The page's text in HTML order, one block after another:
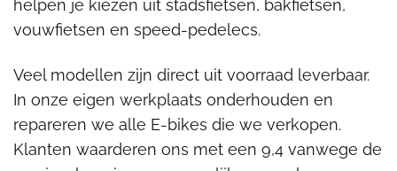
helpen je kiezen uit stadsfietsen, bakfietsen,
vouwfietsen en speed-pedelecs.
Veel modellen zijn direct uit voorraad leverbaar.
In onze eigen werkplaats onderhouden en
repareren we alle E-bikes die we verkopen.
Klanten waarderen ons met een 9,4 vanwege de